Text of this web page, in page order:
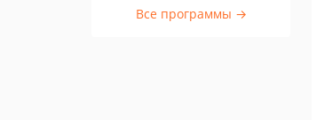
Все программы →